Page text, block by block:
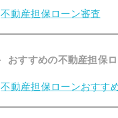
不動産担保ローン審査
おすすめの不動産担保
不動産担保ローンおすす